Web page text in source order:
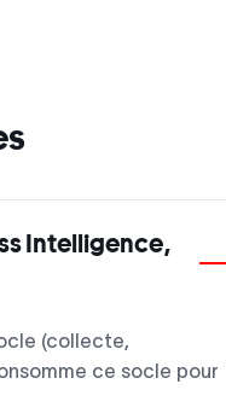
Intelligence,
(collecte,
ce socle pour